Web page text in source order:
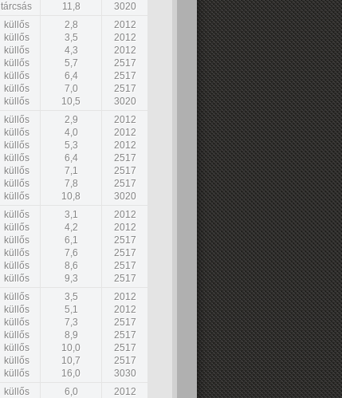
tárcsás
11,8
3020
küllős
küllős
küllős
küllős
küllős
küllős
küllős
2,8
3,5
4,3
5,7
6,4
7,0
10,5
2012
2012
2012
2517
2517
2517
3020
küllős
küllős
küllős
küllős
küllős
küllős
küllős
2,9
4,0
5,3
6,4
7,1
7,8
10,8
2012
2012
2012
2517
2517
2517
3020
küllős
küllős
küllős
küllős
küllős
küllős
3,1
4,2
6,1
7,6
8,6
9,3
2012
2012
2517
2517
2517
2517
küllős
küllős
küllős
küllős
küllős
küllős
küllős
3,5
5,1
7,3
8,9
10,0
10,7
16,0
2012
2012
2517
2517
2517
2517
3030
küllős 6,0 2012